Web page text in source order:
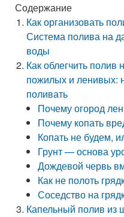
Содержание
Как организовать
Система полива на
воды
Как облегчить полив
пожилых и ленивых:
поливать
Почему огород
Почему копать
Копать не будем,
Грунт — основа
Дождевой червь
Как не полоть
Соседство на
Капельный полив из